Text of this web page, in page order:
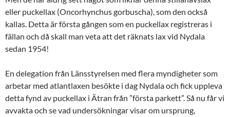
eller puckellax (Oncorhynchus gorbuscha), som den också
kallas. Detta är första gången som en puckellax registreras i
fällan och då skall man veta att det räknats lax vid Nydala
sedan 1954!
En delegation från Länsstyrelsen med flera myndigheter som
arbetar med atlantlaxen besökte i dag Nydala och fick uppleva
detta fynd av puckellax i Ätran från ”första parkett”. Så nu får vi
avvakta och se vad undersökningar visar om ursprung,